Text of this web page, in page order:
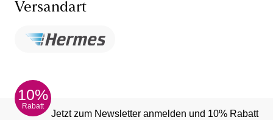
Versandart
10%
Rabatt
Jetzt zum Newsletter anmelden und 10% Rabatt